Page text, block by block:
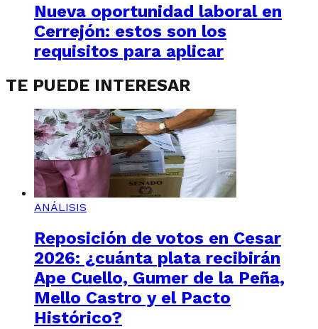
Nueva oportunidad laboral en
Cerrejón: estos son los
requisitos para aplicar
TE PUEDE INTERESAR
ANÁLISIS
Reposición de votos en Cesar
2026: ¿cuánta plata recibirán
Ape Cuello, Gumer de la Peña,
Mello Castro y el Pacto
Histórico?